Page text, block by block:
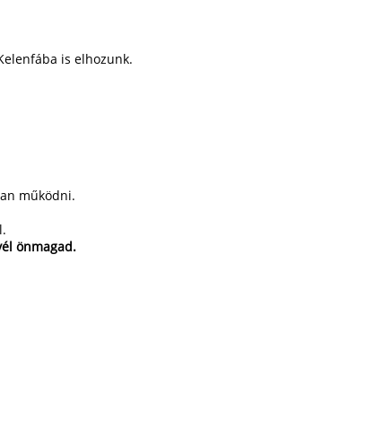
is elhozunk.
működni.
önmagad.